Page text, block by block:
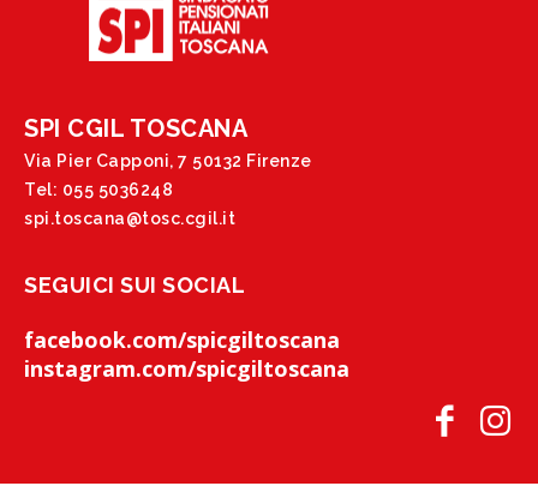
SPI CGIL TOSCANA
Via Pier Capponi, 7 50132 Firenze
Tel: 055 5036248
spi.toscana@tosc.cgil.it
SEGUICI SUI SOCIAL
facebook.com/spicgiltoscana
instagram.com/spicgiltoscana